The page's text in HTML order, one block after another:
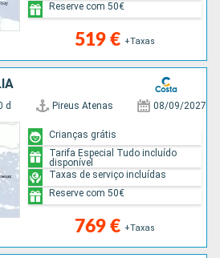
519 € +Taxas
Reserve com 50€
d Pireus Atenas 08/09/2027
769 € +Taxas
Crianças grátis
Tarifa Especial Tudo incluído
disponível
Taxas de serviço incluídas
Reserve com 50€